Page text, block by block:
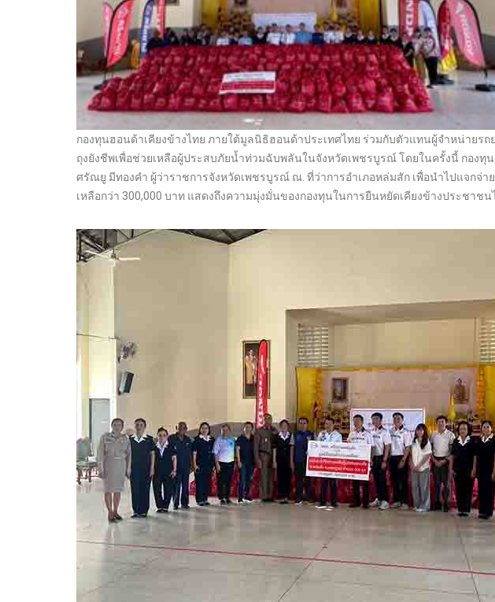
กองทุนฮอนด้าเคียงข้างไทย ภายใต้มูลนิธิฮอนด้าประเทศไทย ร่วมกับตัวแทนผู้จำหน่าย
ถุงยังชีพเพื่อช่วยเหลือผู้ประสบภัยน้ำท่วมฉับพลันในจังหวัดเพชรบูรณ์ โดยในครั้งนี้ กองทุ
ศรัณยู มีทองคำ ผู้ว่าราชการจังหวัดเพชรบูรณ์ ณ. ที่ว่าการอำเภอหล่มสัก เพื่อนำไปแจกจ่
เหลือกว่า 300,000 บาท แสดงถึงความมุ่งมั่นของกองทุนในการยืนหยัดเคียงข้างประชาชน